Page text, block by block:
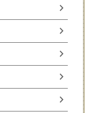
chevron_right
chevron_right
chevron_right
chevron_right
chevron_right